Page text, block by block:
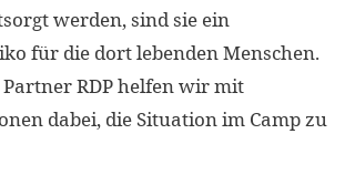
werden, sind sie ein
für die dort lebenden Menschen.
RDP helfen wir mit
dabei, die Situation im Camp zu
Online-